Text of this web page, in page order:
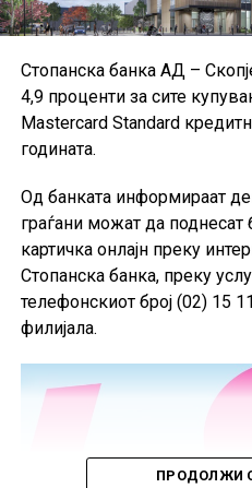
сметководствени
Поради недостапност на
првиот квартал од 2026
агрегатните податоци за
податоците од четвртиот
одредени показатели и
од 2025 година.
Стопанска банка АД –
4,9 проценти за сите
Mastercard Standard
годината.
Од банката информираат
граѓани можат да поднесат
картичка онлајн преку
Стопанска банка, преку
телефонскиот број (02) 15
филијала.
ПРОДОЛЖИ